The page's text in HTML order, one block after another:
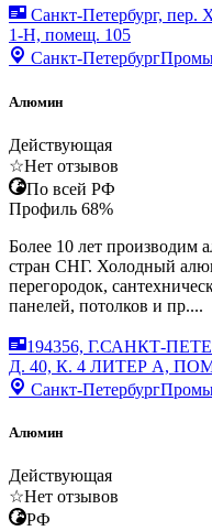
Санкт-Петербург, пер.
1-Н, помещ. 105
Санкт-Петербург
Алюмин
Действующая
☆Нет отзывов
По всей РФ
Профиль 68%
Более 10 лет производим
стран СНГ. Холодный
перегородок,
панелей, потолков и пр....
194356, Г.САНКТ-
Д. 40, К. 4 ЛИТЕР А,
Санкт-Петербург
Алюмин
Действующая
☆Нет отзывов
РФ